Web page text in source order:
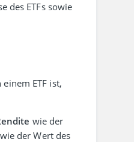
des ETFs sowie
einem ETF ist,
wie der
der Wert des